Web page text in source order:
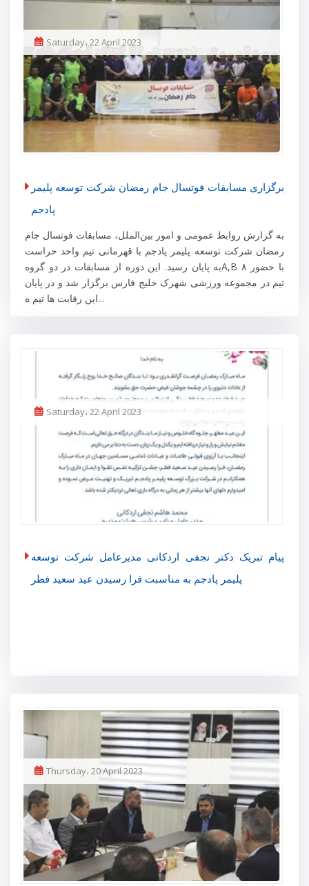
Saturday، 22 April 2023
برگزاری مسابقات فوتسال جام رمضان شرکت توسعه پلیمر
پادجم
به گزارش روابط عمومی و امور بین‌الملل، مسابقات فوتسال جام
رمضان شرکت توسعه پلیمر پادجم با قهرمانی تیم واحد حراست
به پایان رسید. این دوره از مسابقات در دو گروهA,B با حضور ۸
تیم در مجموعه ورزشی شهرک خلیج فارس برگزار شد و در پایان
این رقابت ها تیم ه...
Saturday، 22 April 2023
پیام تبریک دکتر نجفی اردکانی مدیرعامل شرکت توسعه
پلیمر پادجم به مناسبت فرا رسیدن عید سعید فطر
Thursday، 20 April 2023